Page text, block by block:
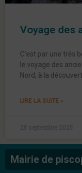
Voyage des
C’est par une très
le voyage des
Nord, à la
LIRE LA SUITE »
28 septembre 2025
Mairie de